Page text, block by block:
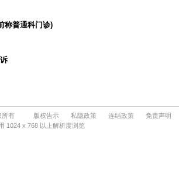
称普通科门诊)
所有 版权告示 私隐政策 连结政策
免责声明
1024 x 768 以上解析度浏览